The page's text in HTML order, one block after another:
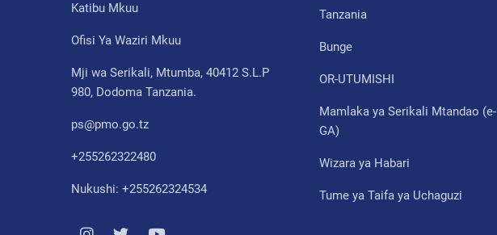
Katibu Mkuu
Ofisi Ya Waziri Mkuu
Mji wa Serikali, Mtumba, 40412 S.L.P
980, Dodoma Tanzania.
ps@pmo.go.tz
+255262322480
Nukushi: +255262324534
Tanzania
Bunge
OR-UTUMISHI
Mamlaka ya Serikali Mtandao (e-
GA)
Wizara ya Habari
Tume ya Taifa ya Uchaguzi